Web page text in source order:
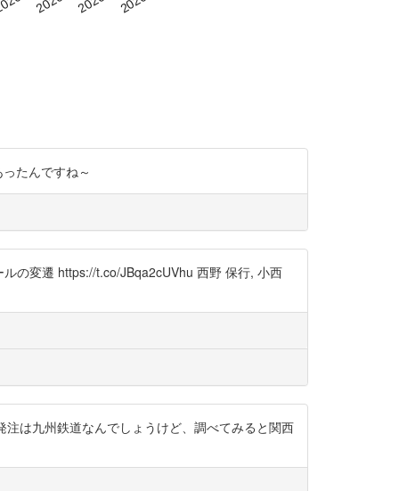
たんですね～
の変遷 https://t.co/JBqa2cUVhu 西野 保行, 小西
は九州鉄道なんでしょうけど、調べてみると関西